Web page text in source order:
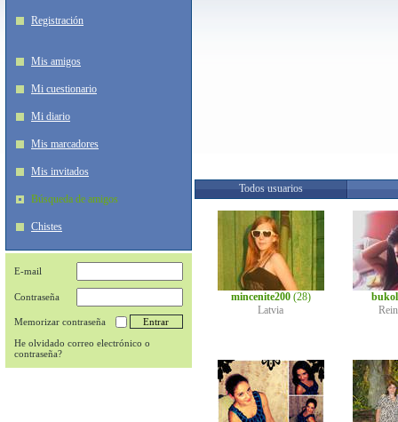
Registración
Mis amigos
Mi cuestionario
Mi diario
Mis marcadores
Mis invitados
Búsqueda de amigos
Chistes
E-mail
Contraseña
Memorizar contraseña
He olvidado correo electrónico o
contraseña?
Todos usuarios
mincenite200 (28)
Latvia